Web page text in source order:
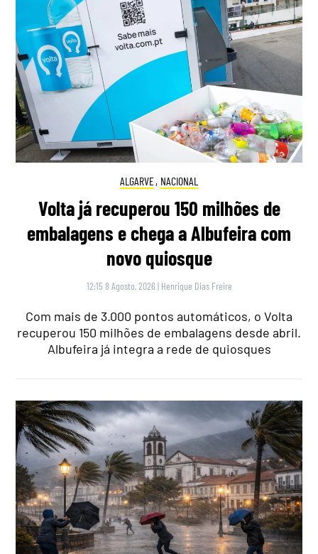
ALGARVE, NACIONAL
Volta já recuperou 150 milhões de
embalagens e chega a Albufeira com
novo quiosque
12:15 8 Agosto, 2026 | Henrique Dias Freire
Com mais de 3.000 pontos automáticos, o Volta
recuperou 150 milhões de embalagens desde abril.
Albufeira já integra a rede de quiosques